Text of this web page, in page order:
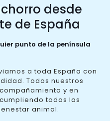
desde
de España
punto de la península
a toda España con
Todos nuestros
y en
todas las
animal.